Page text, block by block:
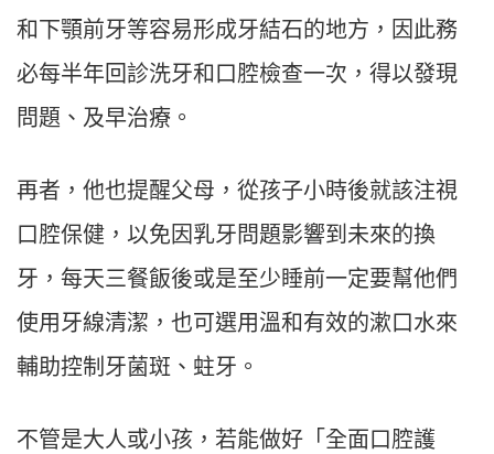
和下顎前牙等容易形成牙結石的地方，因此務
必每半年回診洗牙和口腔檢查一次，得以發現
問題、及早治療。
再者，他也提醒父母，從孩子小時後就該注視
口腔保健，以免因乳牙問題影響到未來的換
牙，每天三餐飯後或是至少睡前一定要幫他們
使用牙線清潔，也可選用溫和有效的漱口水來
輔助控制牙菌斑、蛀牙。
不管是大人或小孩，若能做好「全面口腔護